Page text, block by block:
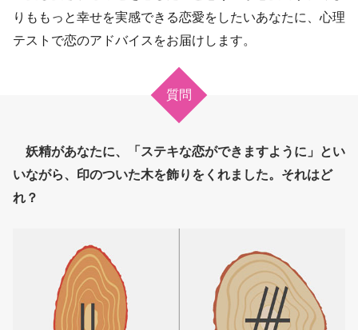
りももっと幸せを実感できる恋愛をしたいあなたに、心理
テストで恋のアドバイスをお届けします。
質問
妖精があなたに、「ステキな恋ができますように」とい
いながら、印のついた木を飾りをくれました。それはど
れ？